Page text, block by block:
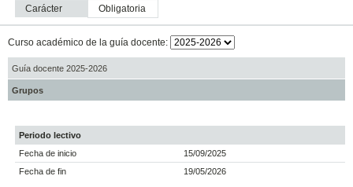
Carácter
obligatoria
Curso académico de la guía docente:
Guía docente 2025-2026
Grupos
Periodo lectivo
Fecha de inicio
15/09/2025
Fecha de fin
19/05/2026